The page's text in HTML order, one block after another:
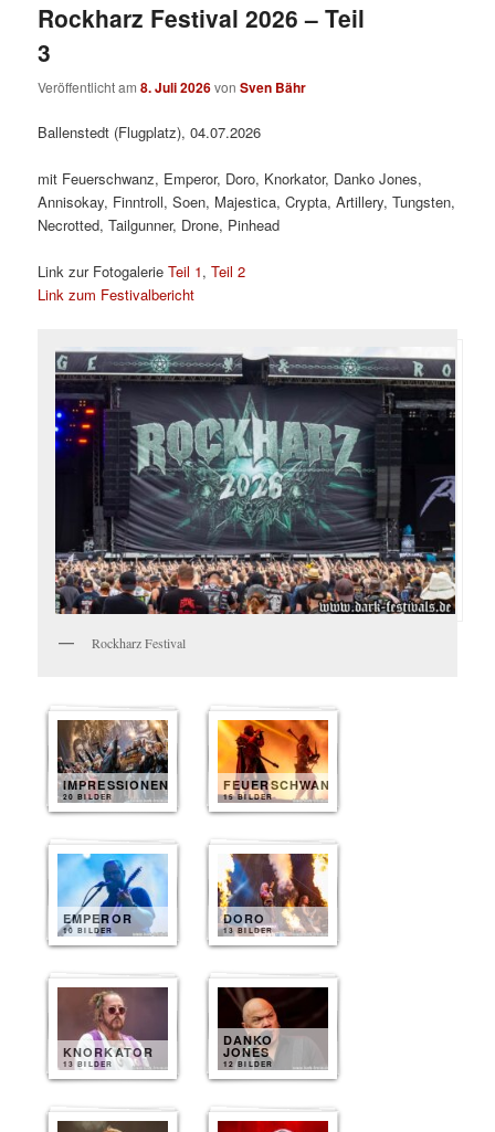
Rockharz Festival 2026 – Teil
3
Veröffentlicht am8. Juli 2026vonSven Bähr
Ballenstedt (Flugplatz), 04.07.2026
mit Feuerschwanz, Emperor, Doro, Knorkator, Danko Jones,
Annisokay, Finntroll, Soen, Majestica, Crypta, Artillery, Tungsten,
Necrotted, Tailgunner, Drone, Pinhead
Link zur FotogalerieTeil 1,Teil 2
Link zum Festivalbericht
Rockharz Festival
IMPRESSIONEN
20 BILDER
FEUERSCHWANZ
15 BILDER
EMPEROR
10 BILDER
DORO
13 BILDER
KNORKATOR
13 BILDER
DANKO
JONES
12 BILDER